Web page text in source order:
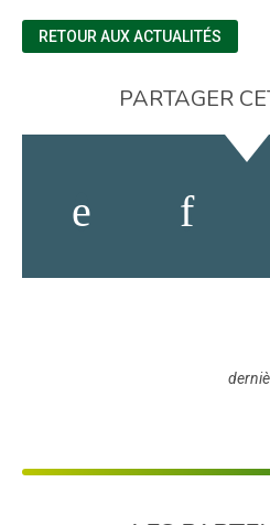
RETOUR AUX ACTUALITÉS
PARTAGER